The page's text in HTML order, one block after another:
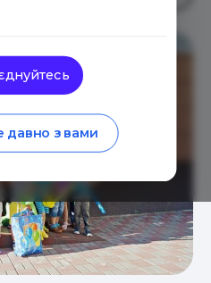
давно з вами